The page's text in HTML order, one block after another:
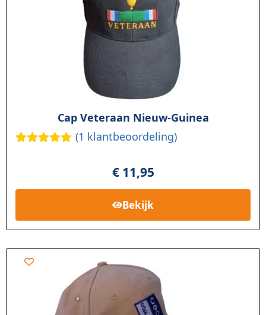
Cap Veteraan Nieuw-Guinea
op
(1 klantbeoordeling)
€11,95
Bekijk